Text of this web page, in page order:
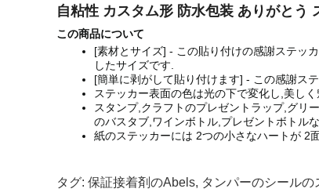
自粘性 カスタム形 防水包装 ありがとう
この商品について
[素材とサイズ] - この貼り付けの感謝ステッ
したサイズです.
[簡単に剥がして貼り付けます] - この感謝ス
ステッカー表面の色は光の下で変化し,美し
スタンプ,クラフトのプレゼントラップ,グリ
のバスタブ,ワインボトル,プレゼントボトル
紙のステッカーには 2つの小さなハートが 2
タグ: 保証接着剤のabels, タンパーのシールの